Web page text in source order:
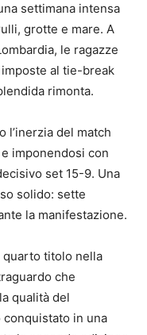
settimana intensa
grotte e mare. A
le ragazze
al tie-break
rimonta.
l’inerzia del match
imponendosi con
set 15-9. Una
solido: sette
la manifestazione.
quarto titolo nella
che
qualità del
in una